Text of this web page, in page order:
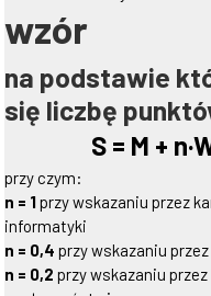
wzór
na podstawie
się liczbę
S = M +
przy czym:
n = 1przy wskazaniu przez
informatyki
n = 0,4 przy wskazaniu
n = 0,2 przy wskazaniu